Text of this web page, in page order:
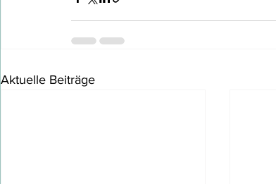
Aktuelle Beiträge